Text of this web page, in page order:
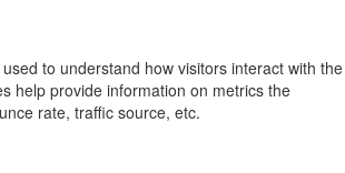
to understand how visitors interact with the
help provide information on metrics the
rate, traffic source, etc.